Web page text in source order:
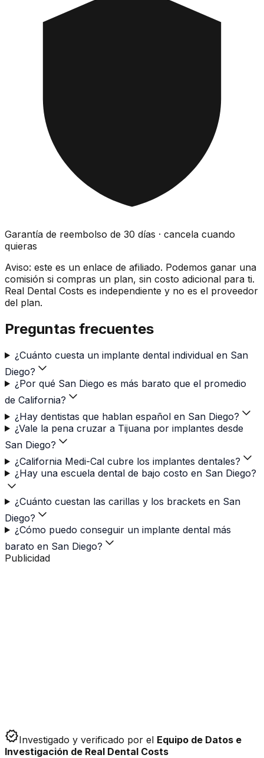
Garantía de reembolso de 30 días · cancela cuando
quieras
Aviso: este es un enlace de afiliado. Podemos ganar una
comisión si compras un plan, sin costo adicional para ti.
Real Dental Costs es independiente y no es el proveedor
del plan.
Preguntas frecuentes
¿Cuánto cuesta un implante dental individual en San
Diego?
¿Por qué San Diego es más barato que el promedio
de California?
¿Hay dentistas que hablan español en San Diego?
¿Vale la pena cruzar a Tijuana por implantes desde
San Diego?
¿California Medi-Cal cubre los implantes dentales?
¿Hay una escuela dental de bajo costo en San Diego?
¿Cuánto cuestan las carillas y los brackets en San
Diego?
¿Cómo puedo conseguir un implante dental más
barato en San Diego?
Publicidad
verifiedInvestigado y verificado por el Equipo de Datos e
Investigación de Real Dental Costs